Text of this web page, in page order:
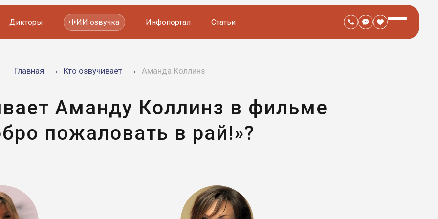
Мультфильмов
Дикторы ИИ озвучка Инфопортал Статьи
Главная Кто озвучивает Аманда Коллинз
Аманду Коллинз в фильме
пожаловать в рай!»?